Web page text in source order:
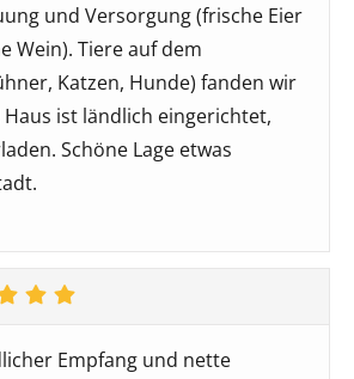
und Versorgung (frische Eier
Wein). Tiere auf dem
Katzen, Hunde) fanden wir
ist ländlich eingerichtet,
Schöne Lage etwas
Empfang und nette